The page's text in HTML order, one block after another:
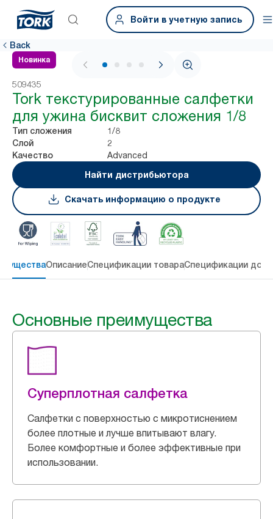
Войти в учетную запись
Back
Новинка
1 / 4
509435
Tork текстурированные салфетки
для ужина бисквит сложения 1/8
Тип сложения 1/8
Слой 2
Качество
Advanced
Найти дистрибьютора
Скачать информацию о продукте
ОписаниеСпецификации товараСпецификации
Основные преимущества
Суперплотная салфетка
Салфетки с поверхностью с микротиснением
более плотные и лучше впитывают влагу.
Более комфортные и более эффективные при
использовании.